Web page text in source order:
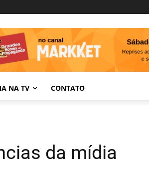
NA TV CONTATO
da mídia